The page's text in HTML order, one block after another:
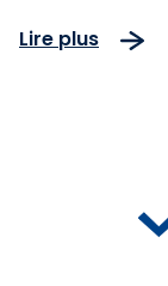
des
Lire plus